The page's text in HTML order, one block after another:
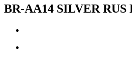
BR-AA14 SILVER